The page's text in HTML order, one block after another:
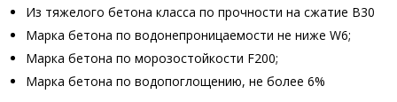
Из тяжелого бетона класса по прочности на сжатие В30
Марка бетона по водонепроницаемости не ниже W6;
Марка бетона по морозостойкости F200;
Марка бетона по водопоглощению, не более 6%